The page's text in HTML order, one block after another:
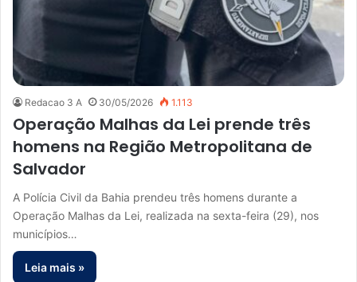
Redacao 3 A 30/05/2026 1.113
Operação Malhas da Lei prende três
homens na Região Metropolitana de
Salvador
A Polícia Civil da Bahia prendeu três homens durante a
Operação Malhas da Lei, realizada na sexta-feira (29), nos
municípios…
Leia mais »